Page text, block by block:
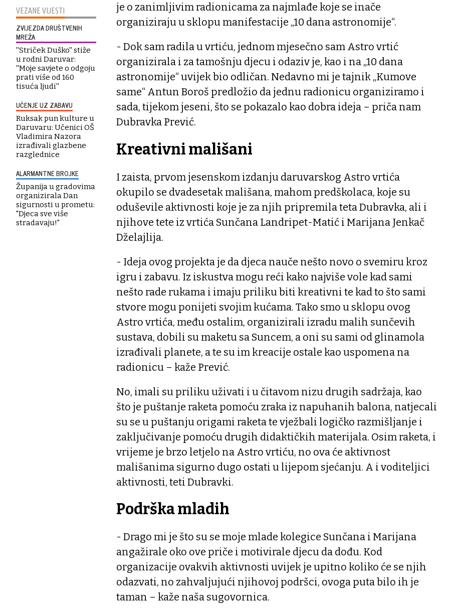
VEZANE VIJESTI
ZVIJEZDA DRUŠTVENIH
MREŽA
''Striček Duško'' stiže
u rodni Daruvar:
''Moje savjete o odgoju
prati više od 160
tisuća ljudi''
UČENJE UZ ZABAVU
Ruksak pun kulture u
Daruvaru: Učenici OŠ
Vladimira Nazora
izrađivali glazbene
razglednice
ALARMANTNE BROJKE
Županija u gradovima
organizirala Dan
sigurnosti u prometu:
"Djeca sve više
stradavaju!"
je o zanimljivim radionicama za najmlađe koje se inače
organiziraju u sklopu manifestacije „10 dana astronomije“.
- Dok sam radila u vrtiću, jednom mjesečno sam Astro vrtić
organizirala i za tamošnju djecu i odaziv je, kao i na „10 dana
astronomije“ uvijek bio odličan. Nedavno mi je tajnik „Kumove
same“ Antun Boroš predložio da jednu radionicu organiziramo i
sada, tijekom jeseni, što se pokazalo kao dobra ideja – priča nam
Dubravka Prević.
Kreativni mališani
I zaista, prvom jesenskom izdanju daruvarskog Astro vrtića
okupilo se dvadesetak mališana, mahom predškolaca, koje su
oduševile aktivnosti koje je za njih pripremila teta Dubravka, ali i
njihove tete iz vrtića Sunčana Landripet-Matić i Marijana Jenkač
Dželajlija.
- Ideja ovog projekta je da djeca nauče nešto novo o svemiru kroz
igru i zabavu. Iz iskustva mogu reći kako najviše vole kad sami
nešto rade rukama i imaju priliku biti kreativni te kad to što sami
stvore mogu ponijeti svojim kućama. Tako smo u sklopu ovog
Astro vrtića, među ostalim, organizirali izradu malih sunčevih
sustava, dobili su maketu sa Suncem, a oni su sami od glinamola
izrađivali planete, a te su im kreacije ostale kao uspomena na
radionicu – kaže Prević.
No, imali su priliku uživati i u čitavom nizu drugih sadržaja, kao
što je puštanje raketa pomoću zraka iz napuhanih balona, natjecali
su se u puštanju origami raketa te vježbali logičko razmišljanje i
zaključivanje pomoću drugih didaktičkih materijala. Osim raketa, i
vrijeme je brzo letjelo na Astro vrtiću, no ova će aktivnost
mališanima sigurno dugo ostati u lijepom sjećanju. A i voditeljici
aktivnosti, teti Dubravki.
Podrška mladih
- Drago mi je što su se moje mlade kolegice Sunčana i Marijana
angažirale oko ove priče i motivirale djecu da dođu. Kod
organizacije ovakvih aktivnosti uvijek je upitno koliko će se njih
odazvati, no zahvaljujući njihovoj podršci, ovoga puta bilo ih je
taman – kaže naša sugovornica.